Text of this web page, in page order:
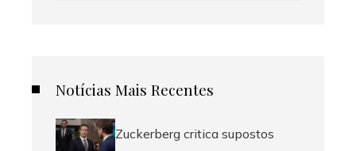
Notícias Mais Recentes
Zuckerberg critica supostos